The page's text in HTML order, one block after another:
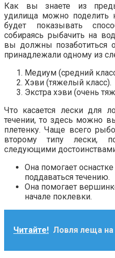
Как вы знаете из
удилища можно поделить
будет показывать
собираясь рыбачить на
вы должны позаботиться
принадлежали одному из
Медиум (средний
Хэви (тяжелый класс).
Экстра хэви (очень
Что касается лески для
течении, то здесь можно
плетенку. Чаще всего
второму типу лески,
следующими
Она помогает
поддаваться течению.
Она помогает
начале поклевки.
Читайте! Ловля леща